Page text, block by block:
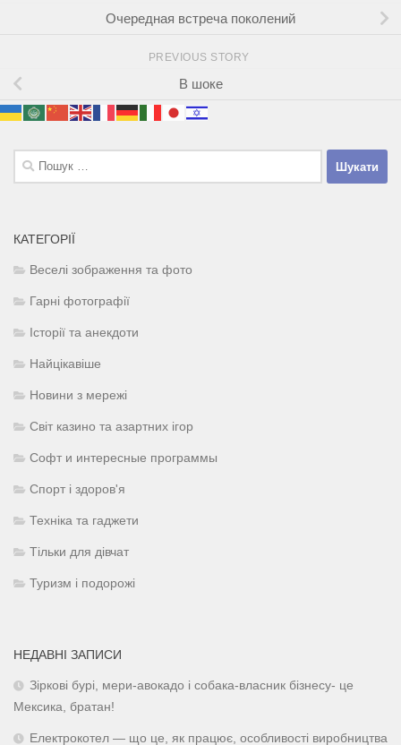
Очередная встреча поколений
PREVIOUS STORY
В шоке
Пошук:
КАТЕГОРІЇ
Веселі зображення та фото
Гарні фотографії
Історії та анекдоти
Найцікавіше
Новини з мережі
Світ казино та азартних ігор
Софт и интересные программы
Спорт і здоров'я
Техніка та гаджети
Тільки для дівчат
Туризм і подорожі
НЕДАВНІ ЗАПИСИ
Зіркові бурі, мери-авокадо і собака-власник бізнесу- це
Мексика, братан!
Електрокотел — що це, як працює, особливості виробництва